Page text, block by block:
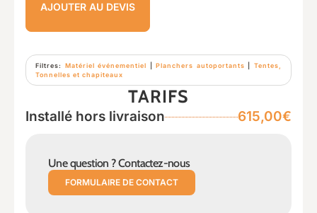
AJOUTER AU DEVIS
Filtres: Matériel événementiel |Planchers autoportants |Tentes,
Tonnelles et chapiteaux
TARIFS
Installé hors livraison 615,00€
Une question ? Contactez-nous
FORMULAIRE DE CONTACT